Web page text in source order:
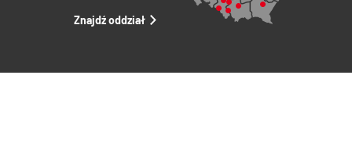
Znajdź oddział